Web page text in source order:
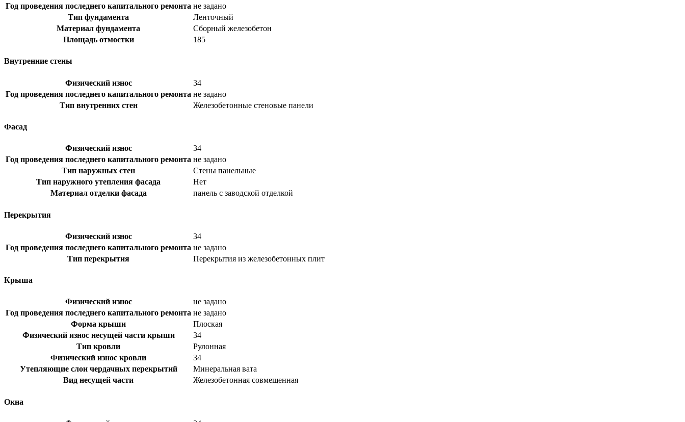
Год проведения последнего капитального ремонта не задано
Тип фундамента
Ленточный
Материал фундамента
Сборный железобетон
Площадь отмостки
185
Внутренние стены
Физический износ
34
Год проведения последнего капитального ремонта не задано
Тип внутренних стен
Железобетонные стеновые панели
Фасад
Физический износ
34
Год проведения последнего капитального ремонта не задано
Тип наружных стен
Стены панельные
Тип наружного утепления фасада
Нет
Материал отделки фасада
панель с заводской отделкой
Перекрытия
Физический износ
34
Год проведения последнего капитального ремонта не задано
Тип перекрытия
Перекрытия из железобетонных плит
Крыша
Физический износ
не задано
Год проведения последнего капитального ремонта не задано
Форма крыши
Плоская
Физический износ несущей части крыши
34
Тип кровли
Рулонная
Физический износ кровли
34
Утепляющие слои чердачных перекрытий
Минеральная вата
Вид несущей части
Железобетонная совмещенная
Окна